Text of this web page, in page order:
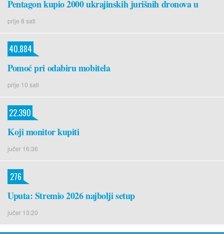
Pentagon kupio 2000 ukrajinskih jurišnih dronova u
prije 8 sati
Pomoć pri odabiru mobitela
prije 10 sati
40.884
Koji monitor kupiti
jučer 16:36
22.390
Uputa: Stremio 2026 najbolji setup
jučer 13:20
276